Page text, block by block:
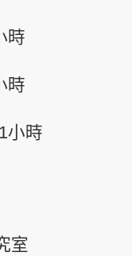
時
時
1小時
室